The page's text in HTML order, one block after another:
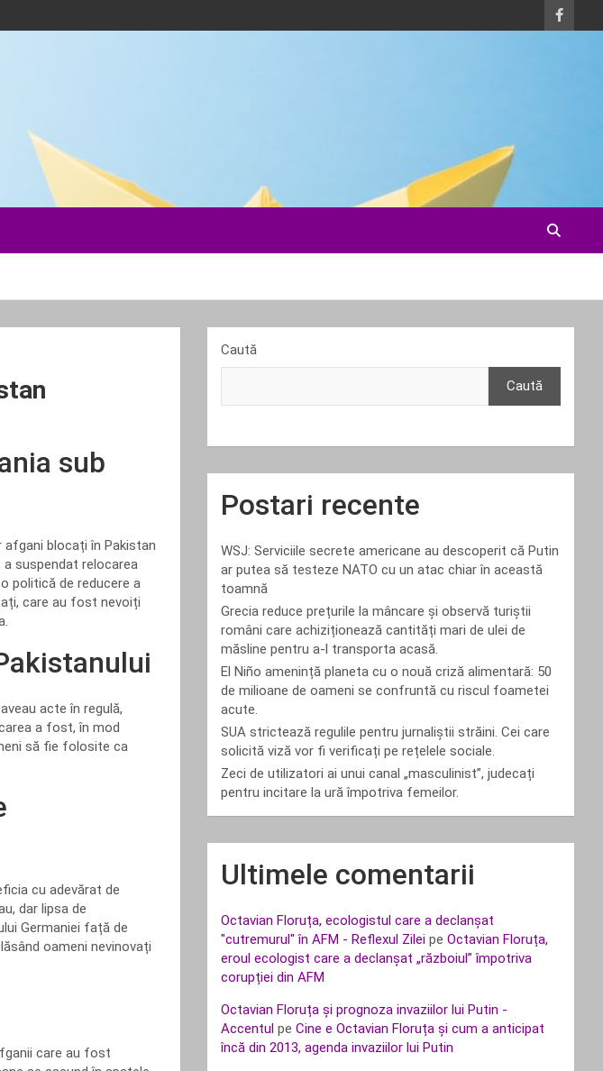
sub
blocați în Pakistan
suspendat relocarea
politică de reducere a
care au fost nevoiți
acte în regulă,
a fost, în mod
să fie folosite ca
cu adevărat de
dar lipsa de
Germaniei față de
oameni nevinovați
care au fost
Caută
Caută
Postari recente
WSJ: Serviciile secrete americane au descoperit că Putin
ar putea să testeze NATO cu un atac chiar în această
toamnă
Grecia reduce prețurile la mâncare și observă turiștii
români care achiziționează cantități mari de ulei de
măsline pentru a-l transporta acasă.
El Niño amenință planeta cu o nouă criză alimentară: 50
de milioane de oameni se confruntă cu riscul foametei
acute.
SUA strictează regulile pentru jurnaliștii străini. Cei care
solicită viză vor fi verificați pe rețelele sociale.
Zeci de utilizatori ai unui canal „masculinist”, judecați
pentru incitare la ură împotriva femeilor.
Ultimele comentarii
Octavian Floruța, ecologistul care a declanșat
"cutremurul" în AFM - Reflexul Zilei peOctavian Floruța,
eroul ecologist care a declanșat „războiul” împotriva
corupției din AFM
Octavian Floruța și prognoza invaziilor lui Putin -
Accentul peCine e Octavian Floruța și cum a anticipat
încă din 2013, agenda invaziilor lui Putin